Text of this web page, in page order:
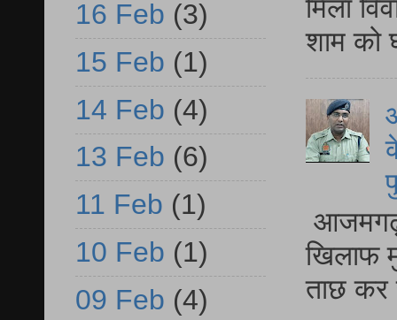
मिला
शाम को
आजमगढ़
खिलाफ
ताछ कर
16 Feb (3)
15 Feb (1)
14 Feb (4)
13 Feb (6)
11 Feb (1)
10 Feb (1)
09 Feb (4)